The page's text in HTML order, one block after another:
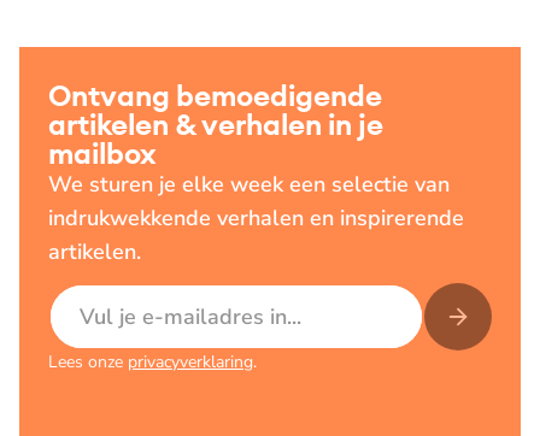
Ontvang bemoedigende
artikelen & verhalen in je
mailbox
We sturen je elke week een selectie van
indrukwekkende verhalen en inspirerende
artikelen.
E-mailadres
Lees onze privacyverklaring.